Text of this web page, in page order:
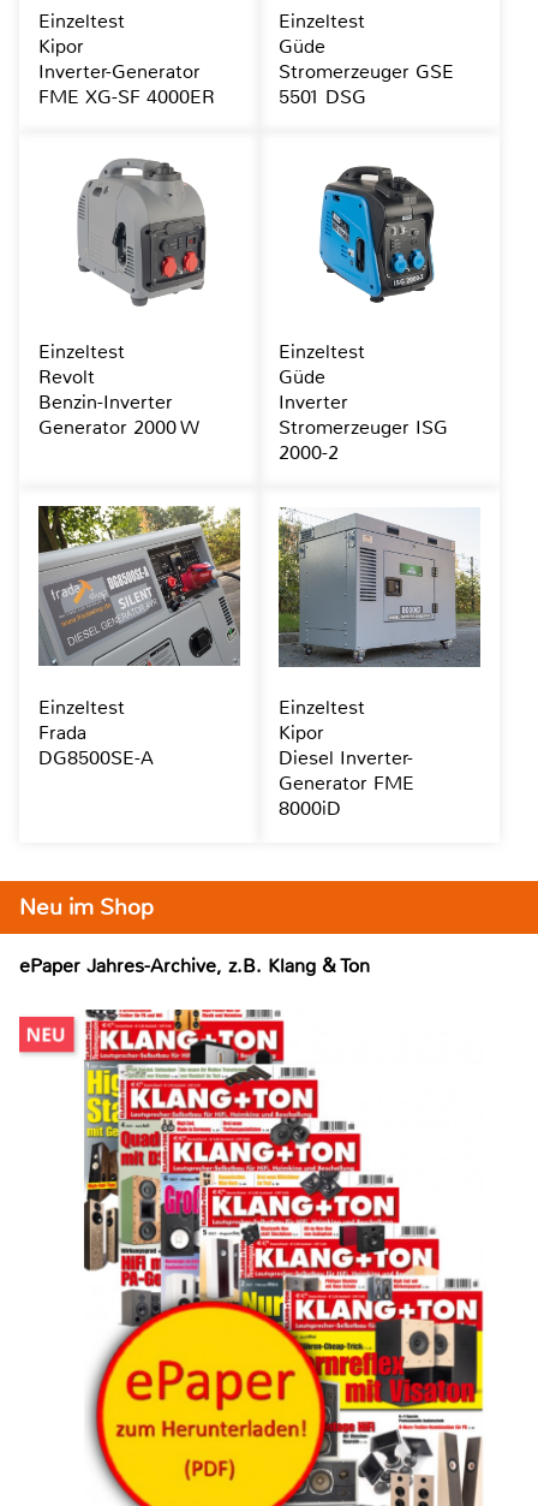
Neu im Shop
ePaper Jahres-Archive, z.B. Klang & Ton
Einzeltest
Kipor
Inverter-Generator
FME XG-SF 4000ER
Einzeltest
Güde
Stromerzeuger GSE
5501 DSG
Einzeltest
Revolt
Benzin-Inverter
Generator 2000 W
Einzeltest
Güde
Inverter
Stromerzeuger ISG
2000-2
Einzeltest
Frada
DG8500SE-A
Einzeltest
Kipor
Diesel Inverter-
Generator FME
8000iD